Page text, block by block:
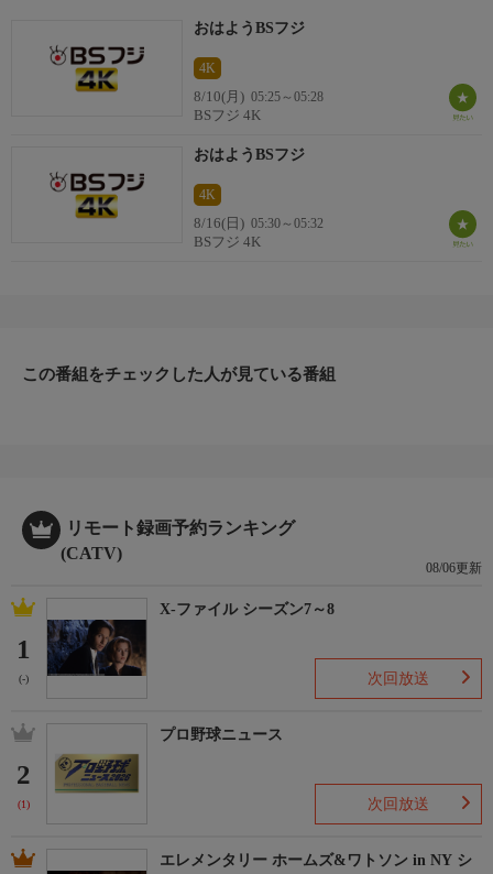
おはようBSフジ
4K
8/10(月) 05:25～05:28
BSフジ 4K
おはようBSフジ
4K
8/16(日) 05:30～05:32
BSフジ 4K
この番組をチェックした人が見ている番組
リモート録画予約ランキング
(CATV)
08/06更新
1
(-)
X-ファイル シーズン7～8
次回放送
2
(1)
プロ野球ニュース
次回放送
エレメンタリー ホームズ&ワトソン in NY シ